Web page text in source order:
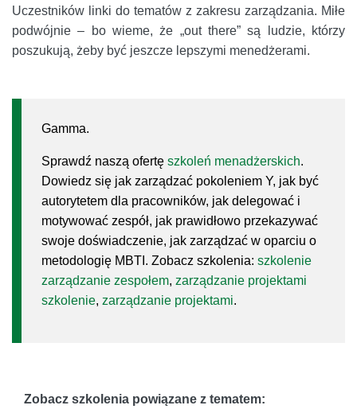
Uczestników linki do tematów z zakresu zarządzania. Miłe
podwójnie – bo wieme, że „out there” są ludzie, którzy
poszukują, żeby być jeszcze lepszymi menedżerami.
Gamma.
Sprawdź naszą ofertę szkoleń menadżerskich.
Dowiedz się jak zarządzać pokoleniem Y, jak być
autorytetem dla pracowników, jak delegować i
motywować zespół, jak prawidłowo przekazywać
swoje doświadczenie, jak zarządzać w oparciu o
metodologię MBTI. Zobacz szkolenia: szkolenie
zarządzanie zespołem, zarządzanie projektami
szkolenie, zarządzanie projektami.
Zobacz szkolenia powiązane z tematem: